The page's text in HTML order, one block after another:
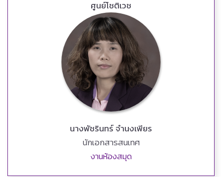
ศูนย์โชติเวช
นางพัชรินทร์ จำนงเพียร
นักเอกสารสนเทศ
งานห้องสมุด